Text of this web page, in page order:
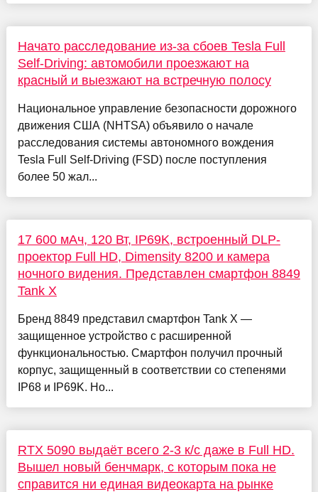
Начато расследование из-за сбоев Tesla Full
Self-Driving: автомобили проезжают на
красный и выезжают на встречную полосу
Национальное управление безопасности дорожного
движения США (NHTSA) объявило о начале
расследования системы автономного вождения
Tesla Full Self-Driving (FSD) после поступления
более 50 жал...
17 600 мАч, 120 Вт, IP69K, встроенный DLP-
проектор Full HD, Dimensity 8200 и камера
ночного видения. Представлен смартфон 8849
Tank X
Бренд 8849 представил смартфон Tank X —
защищенное устройство с расширенной
функциональностью. Смартфон получил прочный
корпус, защищенный в соответствии со степенями
IP68 и IP69K. Но...
RTX 5090 выдаёт всего 2-3 к/с даже в Full HD.
Вышел новый бенчмарк, с которым пока не
справится ни единая видеокарта на рынке